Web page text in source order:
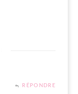
RÉPONDRE